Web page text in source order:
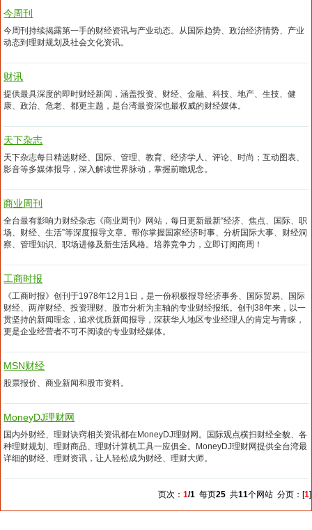
今周刊
今周刊持续揭露第一手的财经资讯与产业动态。从国际趋势、政治经济情势、产业
动态到理财规划及社会文化资讯。
财讯
提供最具深度的即时财经新闻，涵盖投资、财经、金融、科技、地产、生技、健
康、政治、危老、都更主题，是台湾最资深也最权威的财经媒体。
天下杂志
天下杂志每日精选财经、国际、管理、教育、经济学人、评论、时尚；互动图表、
影音等多媒体报导，深入解读世界脉动，掌握前瞻观念。
商业周刊
全台最有影响力财经杂志《商业周刊》网站，每日更新最新“经济、焦点、国际、职
场、财经、生活”等深度报导文章。帮你掌握国家经济时事、分析国际大事、财经洞
察、管理知识、职场进修及新生活风格。培养竞争力，立即订阅商周！
工商时报
《工商时报》创刊于1978年12月1日，是一份积极报导经济事务、国际贸易、国际
财经、两岸财经、投资理财、股市分析为主轴的专业财经报纸。创刊38年来，以一
贯坚持的新闻理念，追求优质新闻报导，深获华人地区专业经理人的肯定与青睐，
更是企业经营者不可不阅读的专业财经媒体。
MSN财经
股票报价、商业新闻和股市资料。
MoneyDJ理财网
国内外财经、理财诀窍相关资讯都在MoneyDJ理财网。国际观点横扫财经全貌、各
种理财规划、理财商品、理财计算机工具一应俱全。MoneyDJ理财网提供全台湾最
详细的财经、理财资讯，让人轻松成为财经、理财大师。
页次： 1/1 每页25 共11个网站 分页：[1]